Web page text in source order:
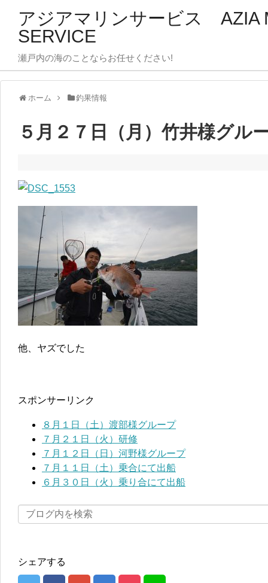
アジアマリンサービス AZIA
SERVICE
瀬戸内の海のことならお任せください!
ホーム 釣果情報
５月２７日（月）竹井様グル
他、ヤズでした
スポンサーリンク
８月１日（土）渡部様グループ
７月２１日（火）研修
７月１２日（日）河野様グループ
７月１１日（土）乗合にて出船
６月３０日（火）乗り合にて出船
シェアする